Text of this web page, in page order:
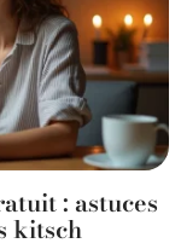
: astuces
kitsch